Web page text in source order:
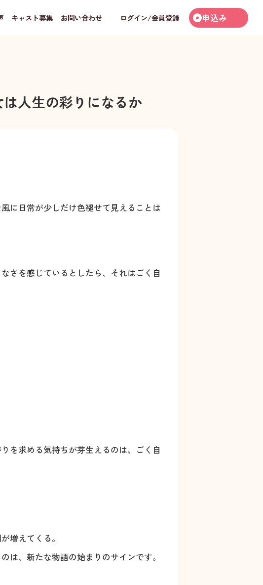
キャスト募集 お問い合わせ ログイン/会員登録 申込み
人生の彩りになるか
に日常が少しだけ色褪せて見えることは
さを感じているとしたら、それはごく自
を求める気持ちが芽生えるのは、ごく自
増えてくる。
は、新たな物語の始まりのサインです。